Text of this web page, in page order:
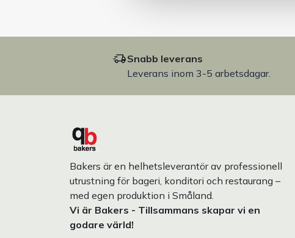
Snabb leverans
Leverans inom 3-5 arbetsdagar.
Bakers är en helhetsleverantör av professionell
utrustning för bageri, konditori och restaurang –
med egen produktion i Småland.
Vi är Bakers - Tillsammans skapar vi en
godare värld!